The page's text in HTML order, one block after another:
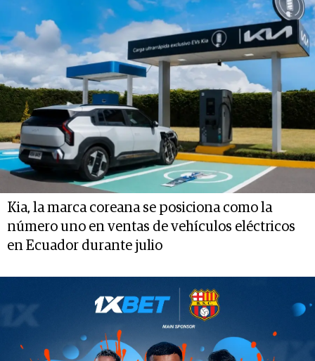
Kia, la marca coreana se posiciona como la
número uno en ventas de vehículos eléctricos
en Ecuador durante julio